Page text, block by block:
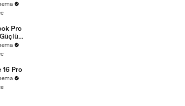
Pro
16 Pro